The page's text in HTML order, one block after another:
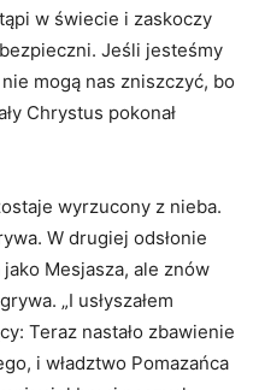
w świecie i zaskoczy
Jeśli jesteśmy
mogą nas zniszczyć, bo
Chrystus pokonał
wyrzucony z nieba.
W drugiej odsłonie
jako Mesjasza, ale znów
„I usłyszałem
Teraz nastało zbawienie
i władztwo Pomazańca